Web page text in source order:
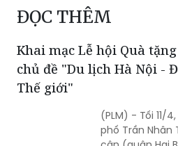
Khai mạc Lễ hội Quà tặng
Thế giới"
(PLM) - Tối 11/
cận (quận Hai
tặng Du lịch
khai mạc, thu